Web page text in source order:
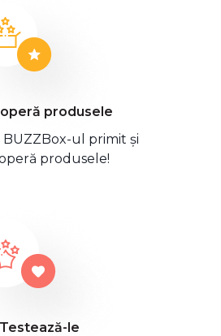
produsele
BUZZBox-ul primit și
produsele!
Testează-le